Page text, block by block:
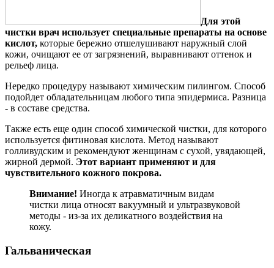
Для этой
чистки врач использует специальные препараты на основе
кислот, которые бережно отшелушивают наружный слой
кожи, очищают ее от загрязнений, выравнивают оттенок и
рельеф лица.
Нередко процедуру называют химическим пилингом. Способ
подойдет обладательницам любого типа эпидермиса. Разница
- в составе средства.
Также есть еще один способ химической чистки, для которого
используется фитиновая кислота. Метод называют
голливудским и рекомендуют женщинам с сухой, увядающей,
жирной дермой. Этот вариант применяют и для
чувствительного кожного покрова.
Внимание! Иногда к атравматичным видам
чистки лица относят вакуумный и ультразвуковой
методы - из-за их деликатного воздействия на
кожу.
Гальваническая